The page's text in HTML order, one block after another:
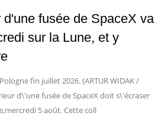
d'une fusée de SpaceX va
sur la Lune, et y
fin juillet 2026. (ARTUR WIDAK /
d\'une fusée de SpaceX doit s\'écraser
5 août. Cette coll